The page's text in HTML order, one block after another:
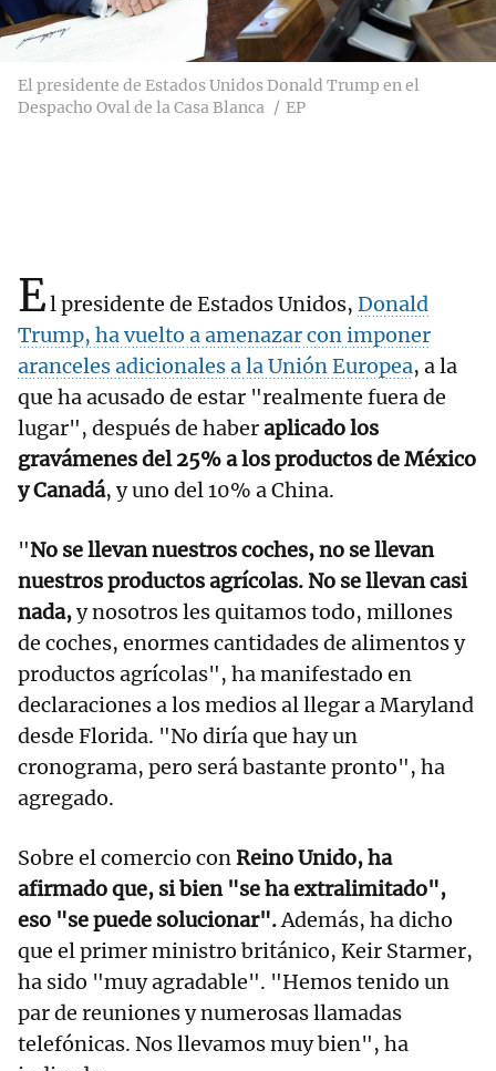
El presidente de Estados Unidos Donald Trump en el
Despacho Oval de la Casa Blanca
EP
El presidente de Estados Unidos, Donald
Trump, ha vuelto a amenazar con imponer
aranceles adicionales a la Unión Europea, a la
que ha acusado de estar "realmente fuera de
lugar", después de haberaplicado los
gravámenes del 25% a los productos de México
y Canadá, y uno del 10% a China.
"No se llevan nuestros coches, no se llevan
nuestros productos agrícolas. No se llevan casi
nada,y nosotros les quitamos todo, millones
de coches, enormes cantidades de alimentos y
productos agrícolas", ha manifestado en
declaraciones a los medios al llegar a Maryland
desde Florida. "No diría que hay un
cronograma, pero será bastante pronto", ha
agregado.
Sobre el comercio conReino Unido, ha
afirmado que, si bien "se ha extralimitado",
eso "se puede solucionar".Además, ha dicho
que el primer ministro británico, Keir Starmer,
ha sido "muy agradable". "Hemos tenido un
par de reuniones y numerosas llamadas
telefónicas. Nos llevamos muy bien", ha